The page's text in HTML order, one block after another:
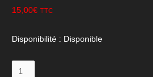
15,00€ TTC
Disponibilité : Disponible
quantité